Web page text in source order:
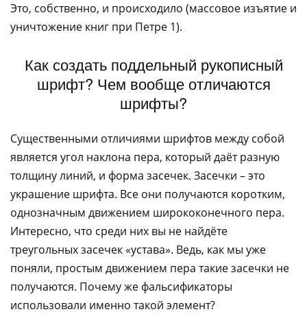
Это, собственно, и происходило (массовое изъятие и
уничтожение книг при Петре 1).
Как создать поддельный рукописный
шрифт? Чем вообще отличаются
шрифты?
Существенными отличиями шрифтов между собой
является угол наклона пера, который даёт разную
толщину линий, и форма засечек. Засечки – это
украшение шрифта. Все они получаются коротким,
однозначным движением ширококонечного пера.
Интересно, что среди них вы не найдёте
треугольных засечек «устава». Ведь, как мы уже
поняли, простым движением пера такие засечки не
получаются. Почему же фальсификаторы
использовали именно такой элемент?